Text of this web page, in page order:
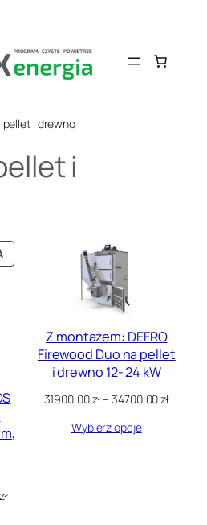
pellet i drewno
i
W
złAktualna
Z montażem: DEFRO
Firewood Duo na pellet
i drewno 12- 24 kW
31900,00zł– 34700,00złZakres
Wybierz opcje